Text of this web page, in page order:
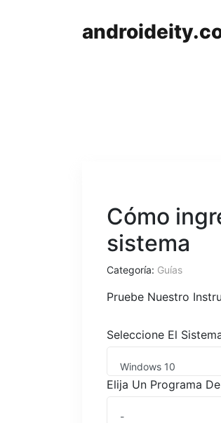
Cómo
sistema
Categoría: Guías
Pruebe Nuestro
Seleccione El
Windows 10
Elija Un Programa
-